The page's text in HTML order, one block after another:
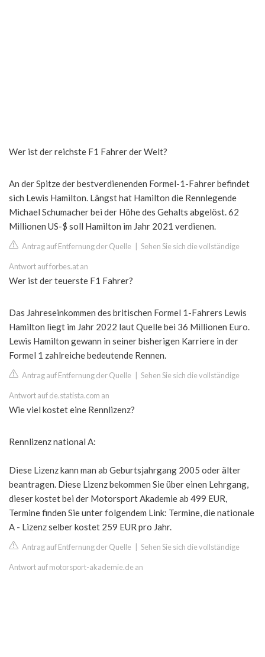
Wer ist der reichste F1 Fahrer der Welt?
An der Spitze der bestverdienenden Formel-1-Fahrer befindet
sich Lewis Hamilton. Längst hat Hamilton die Rennlegende
Michael Schumacher bei der Höhe des Gehalts abgelöst. 62
Millionen US-$ soll Hamilton im Jahr 2021 verdienen.
Antrag auf Entfernung der Quelle Sehen Sie sich die vollständige
Antwort auf forbes.at an
Wer ist der teuerste F1 Fahrer?
Das Jahreseinkommen des britischen Formel 1-Fahrers Lewis
Hamilton liegt im Jahr 2022 laut Quelle bei 36 Millionen Euro.
Lewis Hamilton gewann in seiner bisherigen Karriere in der
Formel 1 zahlreiche bedeutende Rennen.
Antrag auf Entfernung der Quelle Sehen Sie sich die vollständige
Antwort auf de.statista.com an
Wie viel kostet eine Rennlizenz?
Rennlizenz national A:
Diese Lizenz kann man ab Geburtsjahrgang 2005 oder älter
beantragen. Diese Lizenz bekommen Sie über einen Lehrgang,
dieser kostet bei der Motorsport Akademie ab 499 EUR,
Termine finden Sie unter folgendem Link: Termine, die nationale
A - Lizenz selber kostet 259 EUR pro Jahr.
Antrag auf Entfernung der Quelle Sehen Sie sich die vollständige
Antwort auf motorsport-akademie.de an